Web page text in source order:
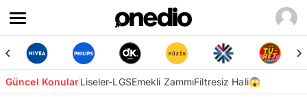
Güncel KonularLiseler-LGSEmekli ZammıFiltresiz Hali😱